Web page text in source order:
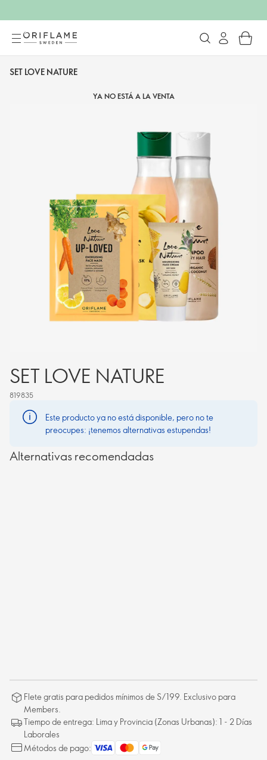
SET LOVE NATURE
YA NO ESTÁ A LA VENTA
SET LOVE NATURE
819835
Este producto ya no está disponible, pero no te
preocupes: ¡tenemos alternativas estupendas!
Alternativas recomendadas
Flete gratis para pedidos mínimos de S/199. Exclusivo para
Members.
Tiempo de entrega: Lima y Provincia (Zonas Urbanas): 1 - 2 Días
Laborales
Métodos de pago: